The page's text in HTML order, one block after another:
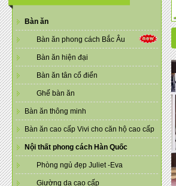
Bàn ăn
Bàn ăn phong cách Bắc Âu
Bàn ăn hiện đại
Bàn ăn tân cổ điển
Ghế bàn ăn
Bàn ăn thông minh
Bàn ăn cao cấp Vivi cho căn hộ cao cấp
Nội thất phong cách Hàn Quốc
Phòng ngủ đẹp Juliet -Eva
Giường da cao cấp